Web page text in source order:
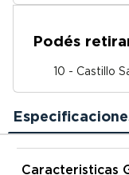
Podés
10 - Castillo
Caracteristicas